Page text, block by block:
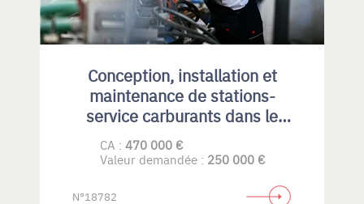
Conception, installation et
maintenance de stations-
service carburants dans le
Privatif et collectivités
CA : 470 000 €
Valeur demandée : 250 000 €
N°18782